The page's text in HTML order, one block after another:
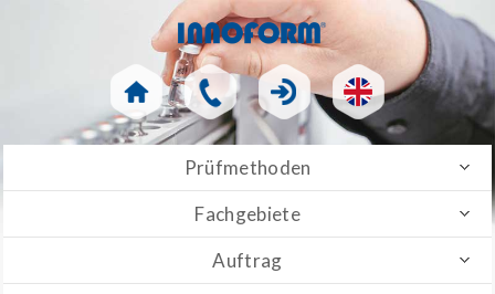
Prüfmethoden
Fachgebiete
Auftrag